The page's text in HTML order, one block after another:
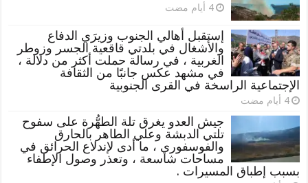
‏4 أيام مضت
إستقبل أهالي الجنوب وزيرَي الدفاع
والأشغال في بلدتي قاقعية الجسر وزوطر
الغربية ، في رسالة حملت أكثر من دلالة ،
في مشهد عكس جانبًا من الثقافة
الإجتماعية الراسخة في القرى الجنوبية
‏4 أيام مضت
جيش العدو يغرق تلة الطهُّرة على سفوح
تلتي الدبشة وعلي الطاهر بالحارق
والفوسفوري ، ما أدى لإندلاع الحرائق في
مساحات شاسعة ، وتعذر وصول الإطفاء
بسبب إطباق المسيرات .